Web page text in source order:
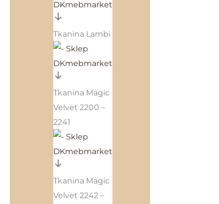
Tkanina Lambi
Tkanina Magic
Velvet 2200 –
2241
Tkanina Magic
Velvet 2242 –